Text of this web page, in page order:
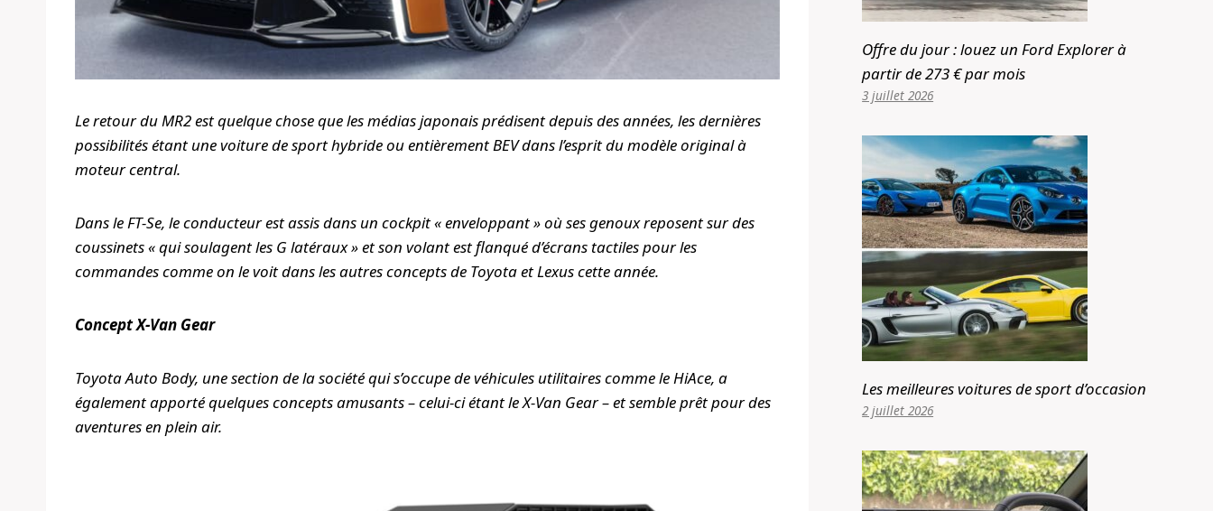
Le retour du MR2 est quelque chose que les médias japonais prédisent depuis des années, les dernières
possibilités étant une voiture de sport hybride ou entièrement BEV dans l’esprit du modèle original à
moteur central.
Dans le FT-Se, le conducteur est assis dans un cockpit « enveloppant » où ses genoux reposent sur des
coussinets « qui soulagent les G latéraux » et son volant est flanqué d’écrans tactiles pour les
commandes comme on le voit dans les autres concepts de Toyota et Lexus cette année.
Concept X-Van Gear
Toyota Auto Body, une section de la société qui s’occupe de véhicules utilitaires comme le HiAce, a
également apporté quelques concepts amusants – celui-ci étant le X-Van Gear – et semble prêt pour des
aventures en plein air.
Offre du jour : louez un Ford Explorer à
partir de 273 € par mois
3 juillet 2026
Les meilleures voitures de sport d’occasion
2 juillet 2026